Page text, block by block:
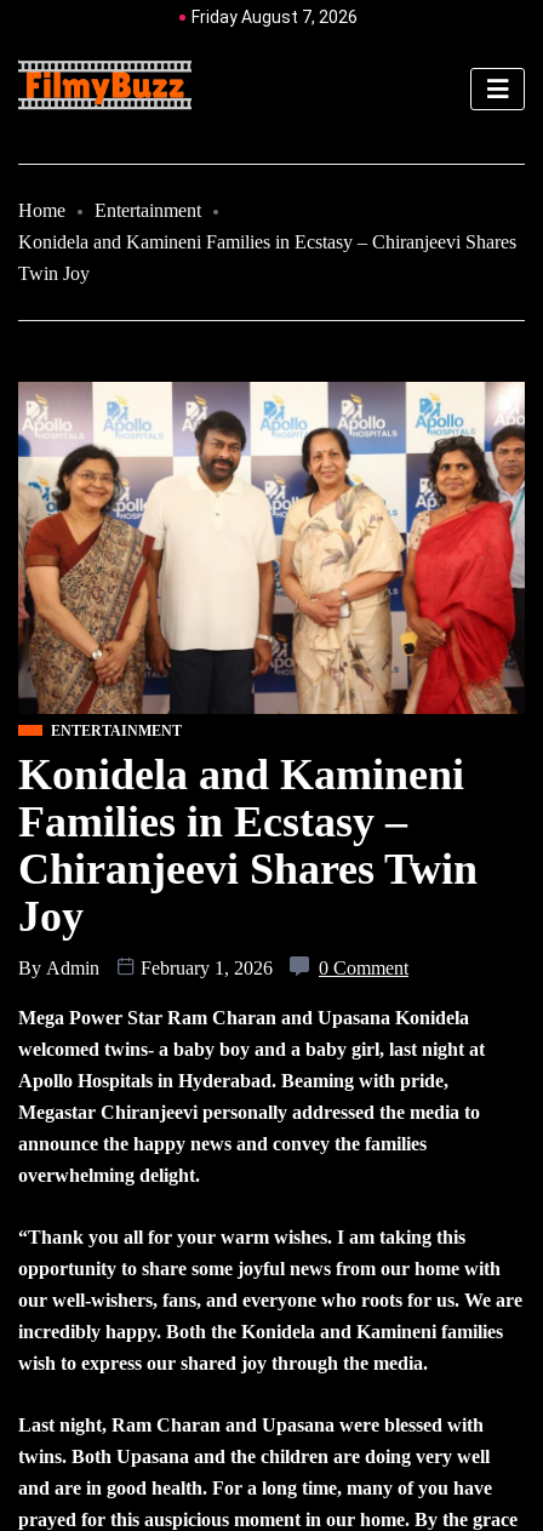
Friday August 7, 2026
Home
Entertainment
Konidela and Kamineni Families in Ecstasy – Chiranjeevi Shares
Twin Joy
ENTERTAINMENT
Konidela and Kamineni
Families in Ecstasy –
Chiranjeevi Shares Twin
Joy
By Admin February 1, 2026 0 Comment
Mega Power Star Ram Charan and Upasana Konidela
welcomed twins- a baby boy and a baby girl, last night at
Apollo Hospitals in Hyderabad. Beaming with pride,
Megastar Chiranjeevi personally addressed the media to
announce the happy news and convey the families
overwhelming delight.
“Thank you all for your warm wishes. I am taking this
opportunity to share some joyful news from our home with
our well-wishers, fans, and everyone who roots for us. We are
incredibly happy. Both the Konidela and Kamineni families
wish to express our shared joy through the media.
Last night, Ram Charan and Upasana were blessed with
twins. Both Upasana and the children are doing very well
and are in good health. For a long time, many of you have
prayed for this auspicious moment in our home. By the grace